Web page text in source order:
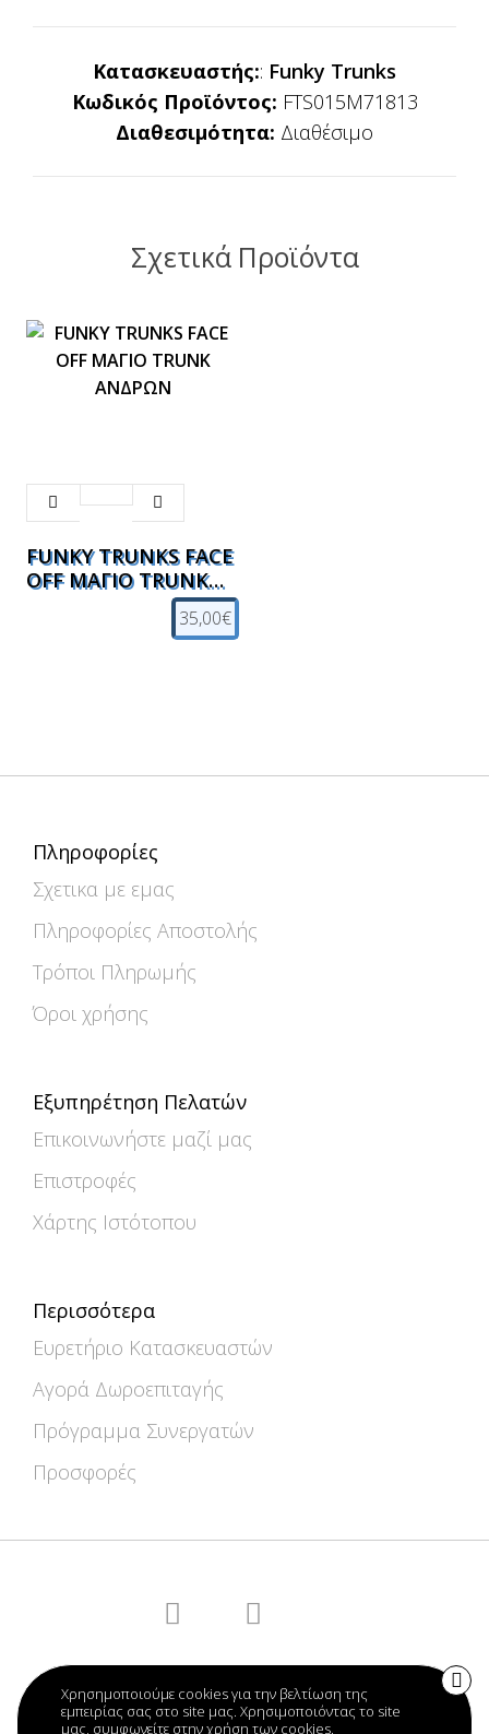
Κατασκευαστής:: Funky Trunks
Κωδικός Προϊόντος: FTS015M71813
Διαθεσιμότητα: Διαθέσιμο
Σχετικά Προϊόντα
FUNKY TRUNKS FACE
OFF ΜΑΓΙΟ TRUNK
35,00€
Πληροφορίες
Σχετικα με εμας
Πληροφορίες Αποστολής
Τρόποι Πληρωμής
Όροι χρήσης
Εξυπηρέτηση Πελατών
Επικοινωνήστε μαζί μας
Επιστροφές
Χάρτης Ιστότοπου
Περισσότερα
Ευρετήριο Κατασκευαστών
Αγορά Δωροεπιταγής
Πρόγραμμα Συνεργατών
Προσφορές
AquaFit - 2021
Χρησημοποιούμε cookies για την βελτίωση της
εμπειρίας σας στο site μας. Χρησιμοποιόντας το site
μας, συμφωνείτε στην χρήση των cookies.